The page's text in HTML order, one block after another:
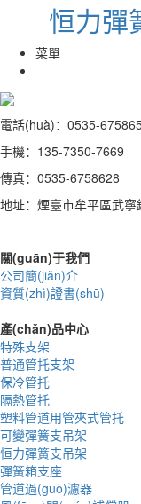
恒力彈
菜單
電話(huà)：0535-
手機：135-7350-7669
傳真：0535-6758628
地址：煙臺市牟平區武
關(guān)于我們
公司簡(jiǎn)介
資質(zhì)證書(shū)
產(chǎn)品中心
特殊支架
普通管托支架
保冷管托
隔熱管托
塑料管道用管夾式管托
可變彈簧支吊架
恒力彈簧支吊架
彈簧箱支座
管道過(guò)濾器